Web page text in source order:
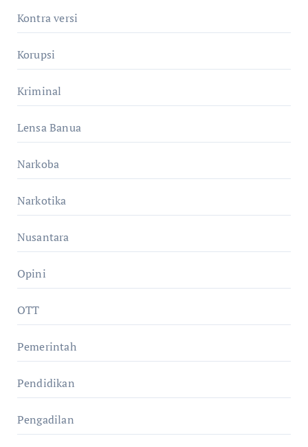
Kontra versi
Korupsi
Kriminal
Lensa Banua
Narkoba
Narkotika
Nusantara
Opini
OTT
Pemerintah
Pendidikan
Pengadilan